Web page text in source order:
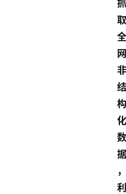
抓
取
全
网
非
结
构
化
数
据
，
利